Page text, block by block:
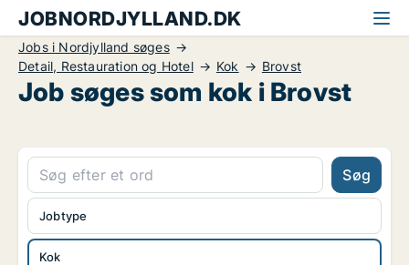
JOBNORDJYLLAND.DK
Jobs i Nordjylland søges
Detail, Restauration og Hotel
Kok Brovst
Job søges som kok i Brovst
Søg
Kok
Jobtype